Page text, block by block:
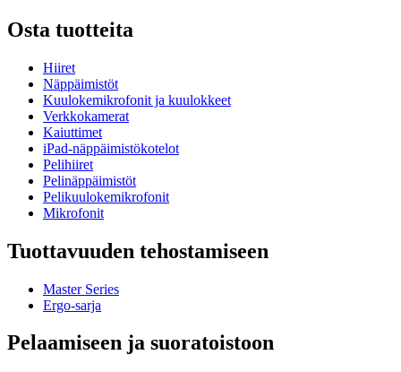
Osta tuotteita
Hiiret
Näppäimistöt
Kuulokemikrofonit ja kuulokkeet
Verkkokamerat
Kaiuttimet
iPad-näppäimistökotelot
Pelihiiret
Pelinäppäimistöt
Pelikuulokemikrofonit
Mikrofonit
Tuottavuuden tehostamiseen
Master Series
Ergo-sarja
Pelaamiseen ja suoratoistoon